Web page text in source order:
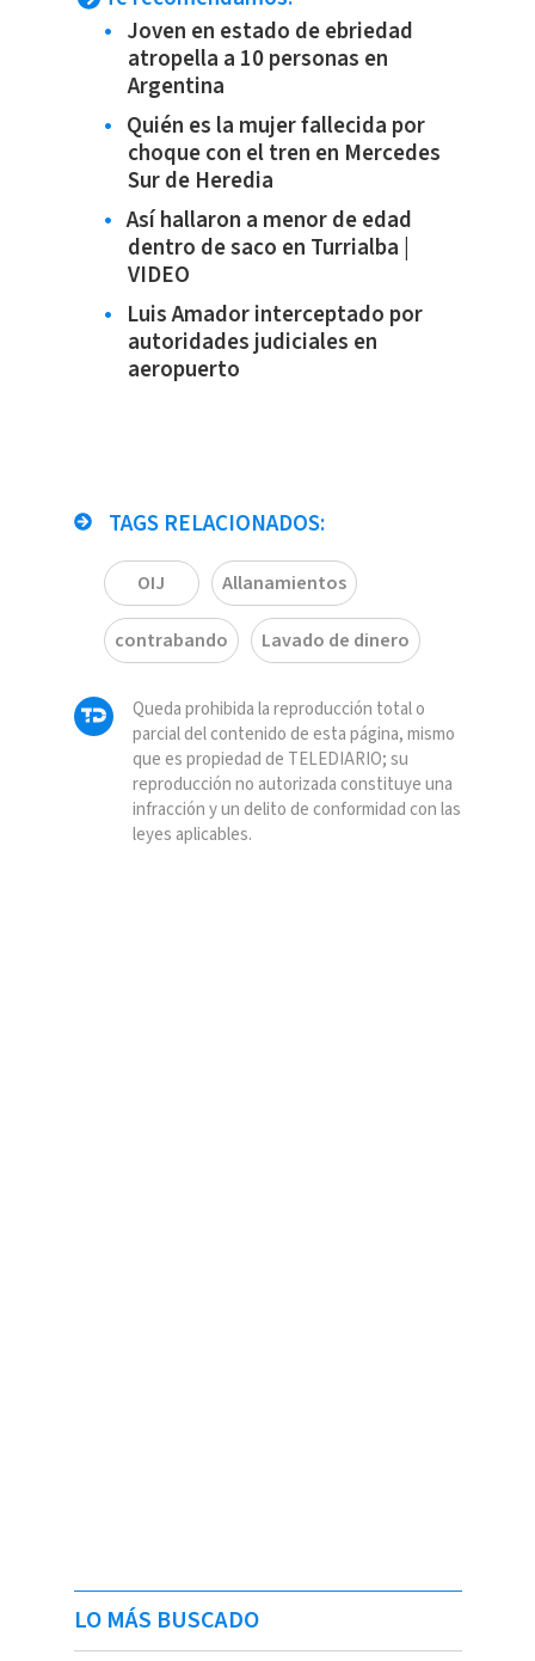
Joven en estado de ebriedad
atropella a 10 personas en
Argentina
Quién es la mujer fallecida por
choque con el tren en Mercedes
Sur de Heredia
Así hallaron a menor de edad
dentro de saco en Turrialba |
VIDEO
Luis Amador interceptado por
autoridades judiciales en
aeropuerto
TAGS RELACIONADOS:
OIJ Allanamientos
contrabando Lavado de dinero
Queda prohibida la reproducción total o
parcial del contenido de esta página, mismo
que es propiedad de TELEDIARIO; su
reproducción no autorizada constituye una
infracción y un delito de conformidad con las
leyes aplicables.
LO MÁS BUSCADO